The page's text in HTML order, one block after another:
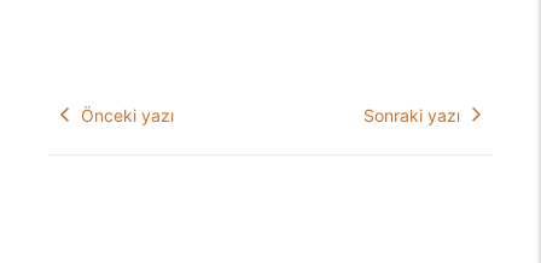
Önceki yazı Sonraki yazı